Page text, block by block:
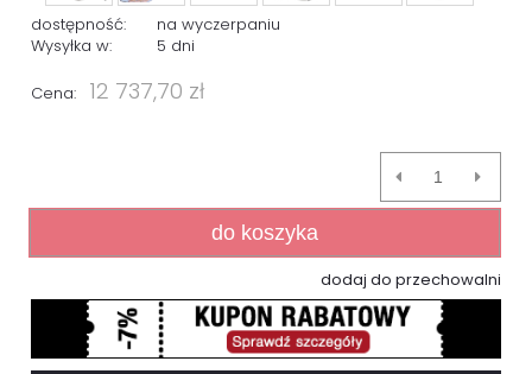
dostępność:
na wyczerpaniu
Wysyłka w:
5 dni
Cena: 12 737,70 zł
do koszyka
dodaj do przechowalni